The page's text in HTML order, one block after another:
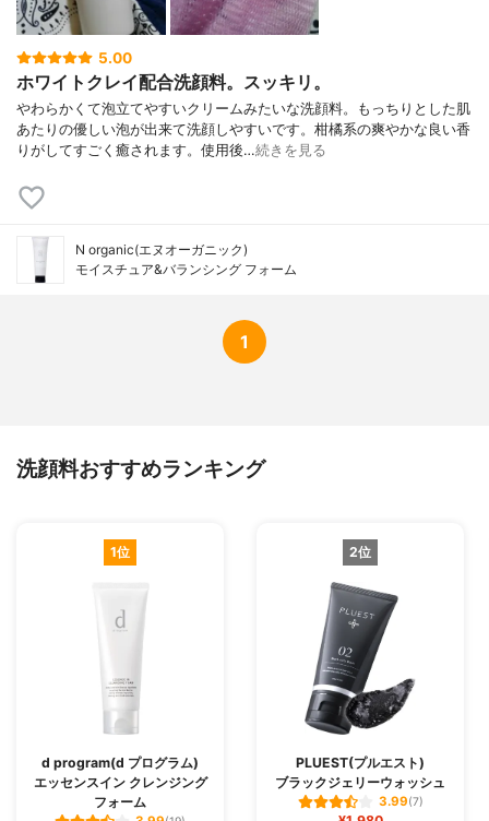
5.00
ホワイトクレイ配合洗顔料。スッキリ。
やわらかくて泡立てやすいクリームみたいな洗顔料。もっちりとした肌
あたりの優しい泡が出来て洗顔しやすいです。柑橘系の爽やかな良い香
りがしてすごく癒されます。使用後…続きを見る
N organic(エヌオーガニック)
モイスチュア&バランシング フォーム
1
洗顔料おすすめランキング
1位
d program(d プログラム)
エッセンスイン クレンジング
フォーム
2位
PLUEST(プルエスト)
ブラックジェリーウォッシュ
3.99(7)